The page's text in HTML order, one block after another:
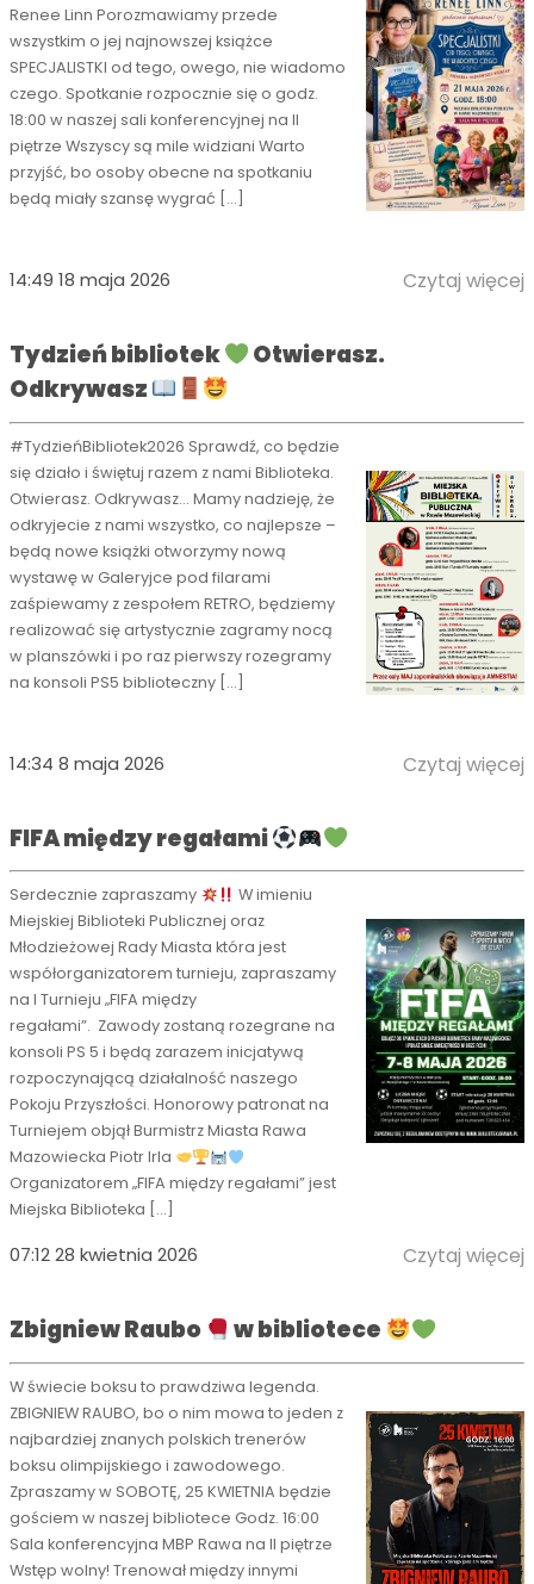
Renee Linn Porozmawiamy przede
wszystkim o jej najnowszej książce
SPECJALISTKI od tego, owego, nie wiadomo
czego. Spotkanie rozpocznie się o godz.
18:00 w naszej sali konferencyjnej na II
piętrze Wszyscy są mile widziani Warto
przyjść, bo osoby obecne na spotkaniu
będą miały szansę wygrać […]
14:49 18 maja 2026 Czytaj więcej
Tydzień bibliotek
Otwierasz.
Odkrywasz
#TydzieńBibliotek2026 Sprawdź, co będzie
się działo i świętuj razem z nami Biblioteka.
Otwierasz. Odkrywasz… Mamy nadzieję, że
odkryjecie z nami wszystko, co najlepsze –
będą nowe książki otworzymy nową
wystawę w Galeryjce pod filarami
zaśpiewamy z zespołem RETRO, będziemy
realizować się artystycznie zagramy nocą
w planszówki i po raz pierwszy rozegramy
na konsoli PS5 biblioteczny […]
14:34 8 maja 2026 Czytaj więcej
FIFA między regałami
Serdecznie zapraszamy
W imieniu
Miejskiej Biblioteki Publicznej oraz
Młodzieżowej Rady Miasta która jest
współorganizatorem turnieju, zapraszamy
na I Turnieju „FIFA między
regałami”. Zawody zostaną rozegrane na
konsoli PS 5 i będą zarazem inicjatywą
rozpoczynającą działalność naszego
Pokoju Przyszłości. Honorowy patronat na
Turniejem objął Burmistrz Miasta Rawa
Mazowiecka Piotr Irla
Organizatorem „FIFA między regałami” jest
Miejska Biblioteka […]
07:12 28 kwietnia 2026 Czytaj więcej
Zbigniew Raubo w bibliotece
W świecie boksu to prawdziwa legenda.
ZBIGNIEW RAUBO, bo o nim mowa to jeden z
najbardziej znanych polskich trenerów
boksu olimpijskiego i zawodowego.
Zpraszamy w SOBOTĘ, 25 KWIETNIA będzie
gościem w naszej bibliotece Godz. 16:00
Sala konferencyjna MBP Rawa na II piętrze
Wstęp wolny! Trenował między innymi